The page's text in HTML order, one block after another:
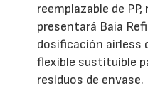
reemplazable de
presentará Baia
dosificación airless
flexible sustituible
residuos de envase.